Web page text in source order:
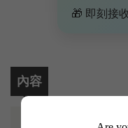
🎁 即刻接
內容